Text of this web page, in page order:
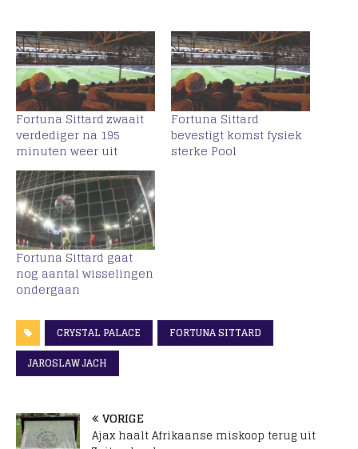
Fortuna Sittard zwaait
verdediger na 195
minuten weer uit
Fortuna Sittard
bevestigt komst fysiek
sterke Pool
Fortuna Sittard gaat
nog aantal wisselingen
ondergaan
CRYSTAL PALACE
FORTUNA SITTARD
JAROSLAW JACH
VORIGE
Ajax haalt Afrikaanse miskoop terug uit